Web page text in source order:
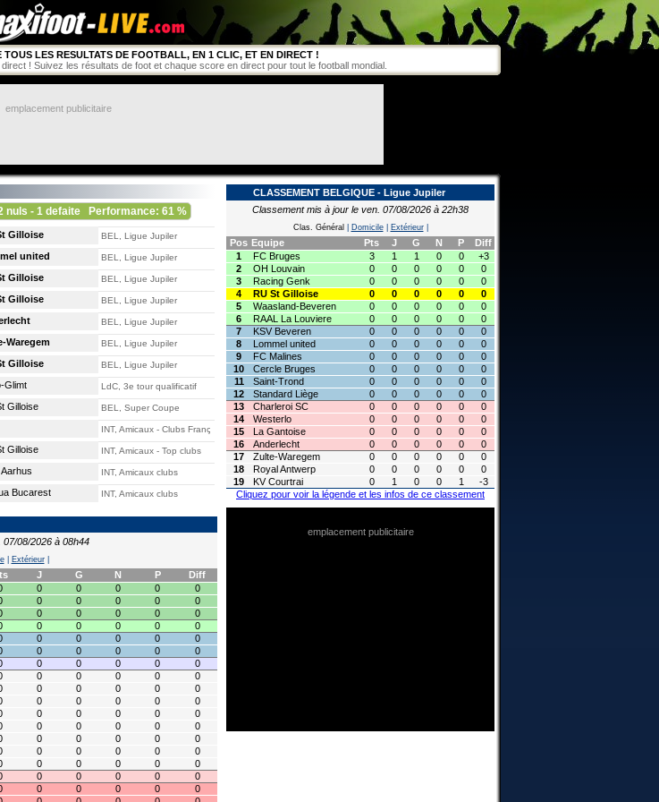
LES RESULTATS DE FOOTBALL, EN 1 CLIC, ET EN DIRECT !
! Suivez les résultats de foot et chaque score en direct pour tout le football mondial.
emplacement publicitaire
nuls - 1 defaite
Performance: 61 %
Gilloise BEL, Ligue Jupiler
united BEL, Ligue Jupiler
Gilloise BEL, Ligue Jupiler
Gilloise BEL, Ligue Jupiler
BEL, Ligue Jupiler
Waregem BEL, Ligue Jupiler
Gilloise BEL, Ligue Jupiler
Glimt LdC, 3e tour qualificatif
Gilloise BEL, Super Coupe
INT, Amicaux - Clubs Français
Gilloise INT, Amicaux - Top clubs
INT, Amicaux clubs
Bucarest INT, Amicaux clubs
08/2026 à 08h44
| Extérieur|
J G N P
Diff
0 0 0 0
0
0 0 0 0
0
0 0 0 0
0
0 0 0 0
0
0 0 0 0
0
0 0 0 0
0
0 0 0 0
0
0 0 0 0
0
0 0 0 0
0
0 0 0 0
0
0 0 0 0
0
0 0 0 0
0
0 0 0 0
0
0 0 0 0
0
0 0 0 0
0
0 0 0 0
0
0 0 0 0
0
CLASSEMENT BELGIQUE - Ligue Jupiler
Classement mis à jour le ven. 07/08/2026 à 22h38
Clas. Général Domicile| Extérieur|
Pos Equipe Pts J G N P
Diff
1
FC Bruges 3 1 1 0 0
+3
2
OH Louvain 0 0 0 0 0
0
3
Racing Genk 0 0 0 0 0
0
4
RU St Gilloise 0 0 0 0 0
0
5
Waasland-Beveren 0 0 0 0 0
0
6
RAAL La Louviere 0 0 0 0 0
0
7
KSV Beveren 0 0 0 0 0
0
8
Lommel united 0 0 0 0 0
0
9
FC Malines 0 0 0 0 0
0
10
Cercle Bruges 0 0 0 0 0
0
11
Saint-Trond 0 0 0 0 0
0
12
Standard Liège 0 0 0 0 0
0
13
Charleroi SC 0 0 0 0 0
0
14
Westerlo 0 0 0 0 0
0
15
La Gantoise 0 0 0 0 0
0
16
Anderlecht 0 0 0 0 0
0
17
Zulte-Waregem 0 0 0 0 0
0
18
Royal Antwerp 0 0 0 0 0
0
19
KV Courtrai 0 1 0 0 1
-3
Cliquez pour voir la légende et les infos de ce classement
emplacement publicitaire